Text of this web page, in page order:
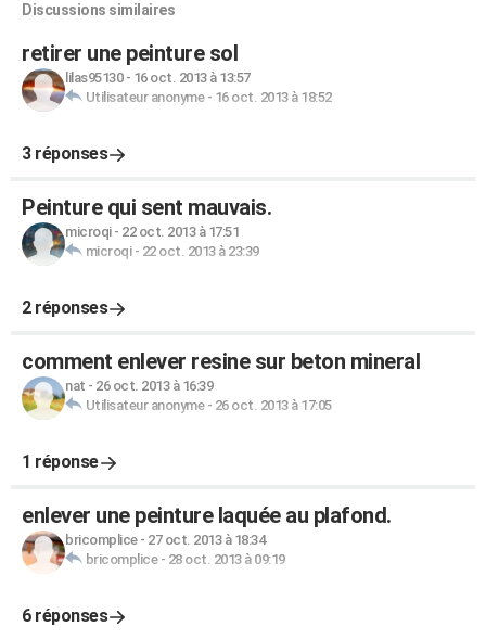
Discussions similaires
retirer une peinture sol
lilas95130- 16 oct. 2013 à 13:57
Utilisateur anonyme- 16 oct. 2013 à 18:52
3 réponses
Peinture qui sent mauvais.
microqi- 22 oct. 2013 à 17:51
microqi- 22 oct. 2013 à 23:39
2 réponses
comment enlever resine sur beton mineral
nat - 26 oct. 2013 à 16:39
Utilisateur anonyme- 26 oct. 2013 à 17:05
1 réponse
enlever une peinture laquée au plafond.
bricomplice- 27 oct. 2013 à 18:34
bricomplice- 28 oct. 2013 à 09:19
6 réponses